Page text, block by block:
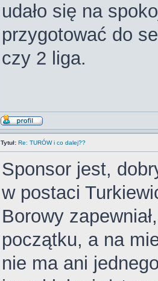
udało się na
przygotować do
czy 2 liga.
Tytuł: Re: TURÓW i co dalej??
Sponsor jest,
w postaci
Borowy
początku, a na
nie ma ani